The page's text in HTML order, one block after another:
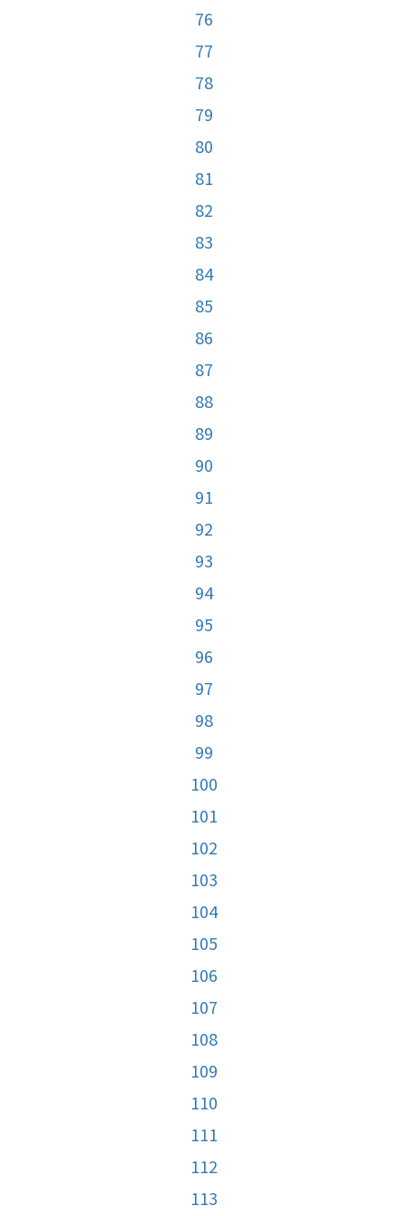
76
77
78
79
80
81
82
83
84
85
86
87
88
89
90
91
92
93
94
95
96
97
98
99
100
101
102
103
104
105
106
107
108
109
110
111
112
113